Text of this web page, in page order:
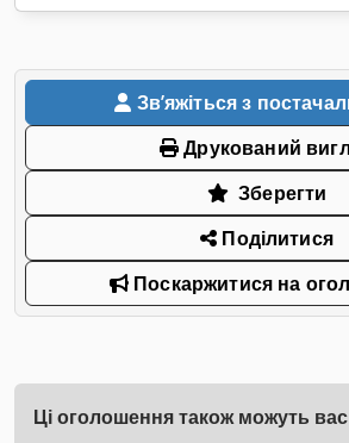
Звʼяжіться з
Друкований
Зберегти
Поділитися
Поскаржитися на
Ці оголошення також можуть вас